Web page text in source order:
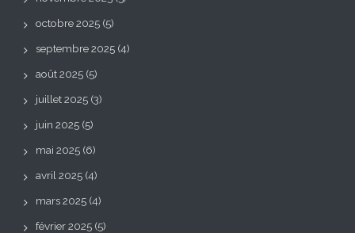
octobre 2025 (5)
septembre 2025 (4)
août 2025 (5)
juillet 2025 (3)
juin 2025 (5)
mai 2025 (6)
avril 2025 (4)
mars 2025 (4)
février 2025 (5)